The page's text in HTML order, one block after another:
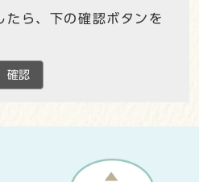
たら、下の確認ボタンを
確認